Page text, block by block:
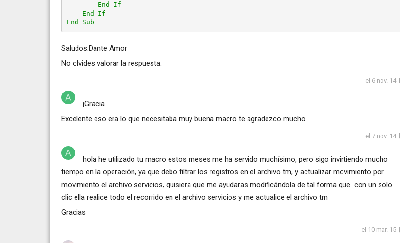
End If
End If
End Sub
Saludos.Dante Amor
No olvides valorar la respuesta.
el 6 nov. 14
¡Gracia
Excelente eso era lo que necesitaba muy buena macro te agradezco mucho.
el 7 nov. 14
hola he utilizado tu macro estos meses me ha servido muchísimo, pero sigo invirtiendo mucho
tiempo en la operación, ya que debo filtrar los registros en el archivo tm, y actualizar movimiento por
movimiento el archivo servicios, quisiera que me ayudaras modificándola de tal forma que con un solo
clic ella realice todo el recorrido en el archivo servicios y me actualice el archivo tm
Gracias
el 10 mar. 15